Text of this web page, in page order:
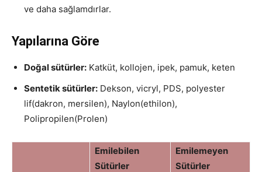
ve daha sağlamdırlar.
Yapılarına Göre
Doğal sütürler: Katküt, kollojen, ipek, pamuk, keten
Sentetik sütürler: Dekson, vicryl, PDS, polyester
lif(dakron, mersilen), Naylon(ethilon),
Polipropilen(Prolen)
Emilebilen
Sütürler
Emilemeyen
Sütürler